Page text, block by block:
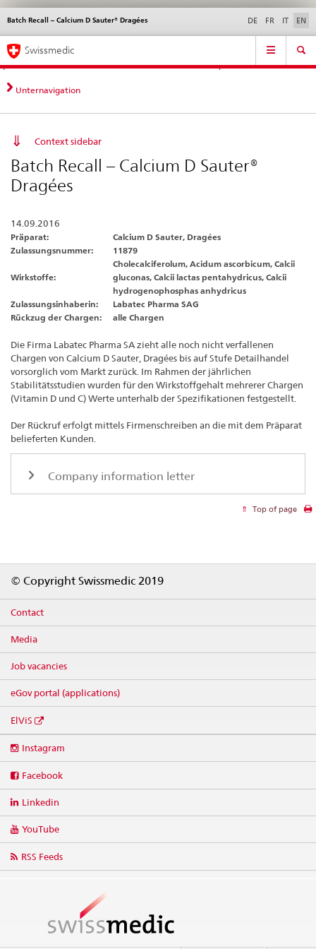
Direct
navigation:
news,
legal
contact
News &
standards
Contact | Support &
Help
Batch Recall – Calcium D Sauter® Dragées
Languages DE FR IT EN
Service
Main
Navigation
Swissmedic
Unternavigation
Context sidebar
Batch Recall – Calcium D Sauter®
Dragées
14.09.2016
Präparat:
Calcium D Sauter, Dragées
Zulassungsnummer:
11879
Wirkstoffe:
Cholecalciferolum, Acidum ascorbicum, Calcii
gluconas, Calcii lactas pentahydricus, Calcii
hydrogenophosphas anhydricus
Zulassungsinhaberin: Labatec Pharma SAG
Rückzug der Chargen:
alle Chargen
Die Firma Labatec Pharma SA zieht alle noch nicht verfallenen
Chargen von Calcium D Sauter, Dragées bis auf Stufe Detailhandel
vorsorglich vom Markt zurück. Im Rahmen der jährlichen
Stabilitätsstudien wurden für den Wirkstoffgehalt mehrerer Chargen
(Vitamin D und C) Werte unterhalb der Spezifikationen festgestellt.
Der Rückruf erfolgt mittels Firmenschreiben an die mit dem Präparat
belieferten Kunden.
Company information letter
Top of page
© Copyright Swissmedic 2019
Contact
Media
Job vacancies
eGov portal (applications)
ElViS
media
Instagram
Facebook
Linkedin
YouTube
RSS Feeds